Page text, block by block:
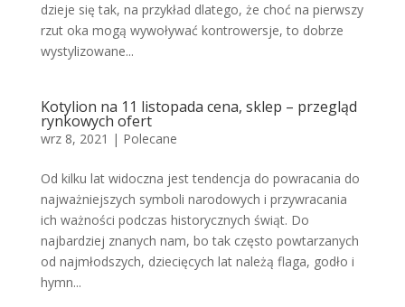
dzieje się tak, na przykład dlatego, że choć na pierwszy
rzut oka mogą wywoływać kontrowersje, to dobrze
wystylizowane...
Kotylion na 11 listopada cena, sklep – przegląd
rynkowych ofert
wrz 8, 2021 | Polecane
Od kilku lat widoczna jest tendencja do powracania do
najważniejszych symboli narodowych i przywracania
ich ważności podczas historycznych świąt. Do
najbardziej znanych nam, bo tak często powtarzanych
od najmłodszych, dziecięcych lat należą flaga, godło i
hymn...